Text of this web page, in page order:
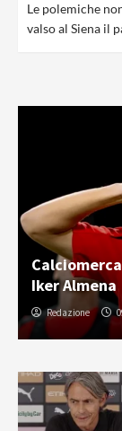
Le polemiche
valso al Siena il
Iker Almena
Redazione